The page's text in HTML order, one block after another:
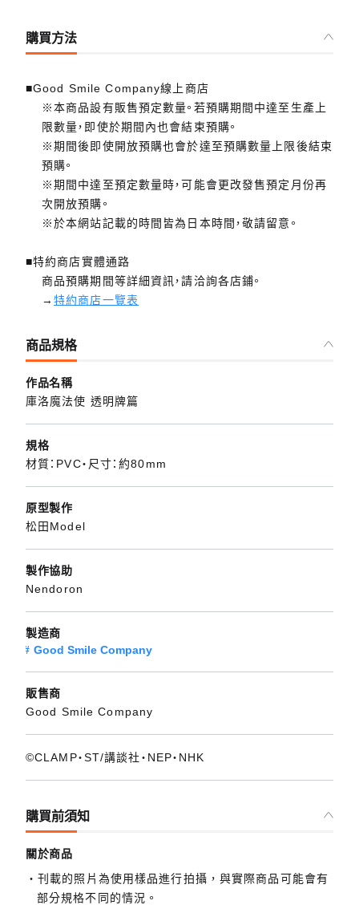
購買方法
■Good Smile Company線上商店
※本商品設有販售預定數量。若預購期間中達至生產上
限數量，即使於期間內也會結束預購。
※期間後即使開放預購也會於達至預購數量上限後結束
預購。
※期間中達至預定數量時，可能會更改發售預定月份再
次開放預購。
※於本網站記載的時間皆為日本時間，敬請留意。
■特約商店實體通路
商品預購期間等詳細資訊，請洽詢各店鋪。
→特約商店一覽表
商品規格
作品名稱
庫洛魔法使 透明牌篇
規格
材質：PVC・尺寸：約80mm
原型製作
松田Model
製作協助
Nendoron
製造商
Good Smile Company
販售商
Good Smile Company
©CLAMP・ST/講談社・NEP・NHK
購買前須知
關於商品
刊載的照片為使用樣品進行拍攝，與實際商品可能會有
部分規格不同的情況。